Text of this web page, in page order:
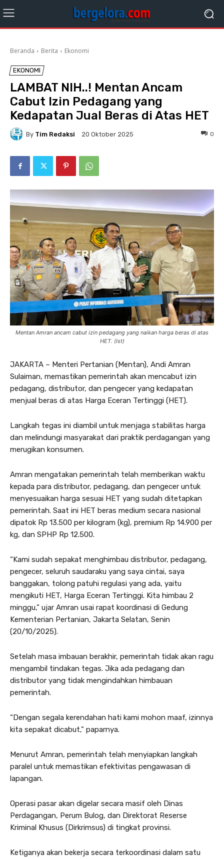
Beranda Berita Ekonomi
EKONOMI
LAMBAT NIH..! Mentan Ancam
Cabut Izin Pedagang yang
Kedapatan Jual Beras di Atas HET
By Tim Redaksi 20 Oktober 2025 0
Mentan Amran ancam cabut izin pedagang yang naikan harga beras di atas
HET. (Ist)
JAKARTA – Menteri Pertanian (Mentan), Andi Amran
Sulaiman, memastikan pemerintah akan mencabut izin
pedagang, distributor, dan pengecer yang kedapatan
menjual beras di atas Harga Eceran Tertinggi (HET).
Langkah tegas ini diambil untuk menjaga stabilitas harga
dan melindungi masyarakat dari praktik perdagangan yang
merugikan konsumen.
Amran mengatakan pemerintah telah memberikan waktu
kepada para distributor, pedagang, dan pengecer untuk
menyesuaikan harga sesuai HET yang sudah ditetapkan
pemerintah. Saat ini HET beras medium secara nasional
dipatok Rp 13.500 per kilogram (kg), premium Rp 14.900 per
kg, dan SPHP Rp 12.500.
“Kami sudah sepakat menghimbau distributor, pedagang,
pengecer, seluruh saudaraku yang saya cintai, saya
banggakan, tolong patuhi regulasi yang ada, yaitu
mengikuti HET, Harga Eceran Tertinggi. Kita himbau 2
minggu,” ujar Amran usai rapat koordinasi di Gedung
Kementerian Pertanian, Jakarta Selatan, Senin
(20/10/2025).
Setelah masa imbauan berakhir, pemerintah tidak akan ragu
mengambil tindakan tegas. Jika ada pedagang dan
distributor yang tidak mengindahkan himbauan
pemerintah.
“Dengan segala kerendahan hati kami mohon maaf, izinnya
kita sepakat dicabut,” paparnya.
Menurut Amran, pemerintah telah menyiapkan langkah
paralel untuk memastikan efektivitas pengawasan di
lapangan.
Operasi pasar akan digelar secara masif oleh Dinas
Perdagangan, Perum Bulog, dan Direktorat Reserse
Kriminal Khusus (Dirkrimsus) di tingkat provinsi.
Ketiganya akan bekerja secara terkoordinasi dalam satu